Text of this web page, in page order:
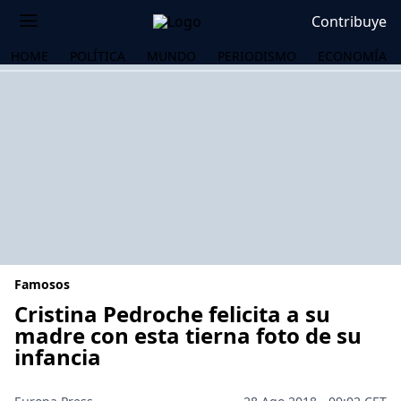
Contribuye
HOME POLÍTICA MUNDO PERIODISMO ECONOMÍA
Famosos
Cristina Pedroche felicita a su
madre con esta tierna foto de su
infancia